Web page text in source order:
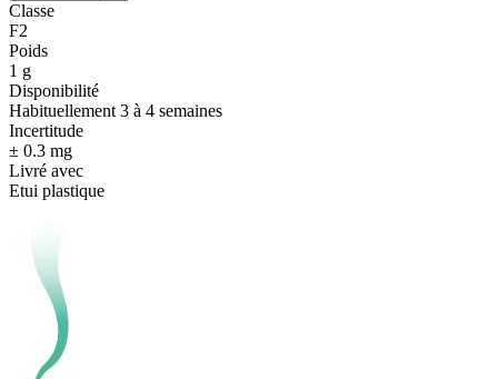
Classe
F2
Poids
1 g
Disponibilité
Habituellement 3 à 4 semaines
Incertitude
± 0.3 mg
Livré avec
Etui plastique